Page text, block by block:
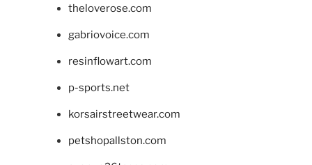
theloverose.com
gabriovoice.com
resinflowart.com
p-sports.net
korsairstreetwear.com
petshopallston.com